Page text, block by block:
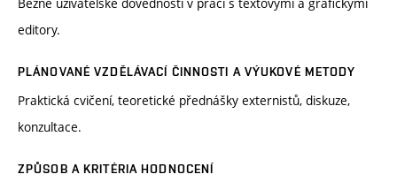
editory.
PLÁNOVANÉ VZDĚLÁVACÍ ČINNOSTI A VÝUKOVÉ METODY
Praktická cvičení, teoretické přednášky externistů, diskuze,
konzultace.
ZPŮSOB A KRITÉRIA HODNOCENÍ